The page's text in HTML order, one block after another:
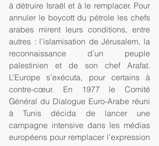
à détruire Israël et à le remplacer. Pour
annuler le boycott du pétrole les chefs
arabes mirent leurs conditions, entre
autres : l’islamisation de Jérusalem, la
reconnaissance d’un peuple
palestinien et de son chef Arafat.
L’Europe s’exécuta, pour certains à
contre-cœur. En 1977 le Comité
Général du Dialogue Euro-Arabe réuni
à Tunis décida de lancer une
campagne intensive dans les médias
européens pour remplacer l’expression